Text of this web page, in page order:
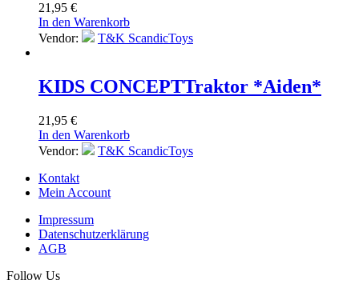
21,95 €
In den Warenkorb
Vendor:
T&K ScandicToys
KIDS CONCEPTTraktor *Aiden*
21,95 €
In den Warenkorb
Vendor:
T&K ScandicToys
Kontakt
Mein Account
Impressum
Datenschutzerklärung
AGB
Follow Us